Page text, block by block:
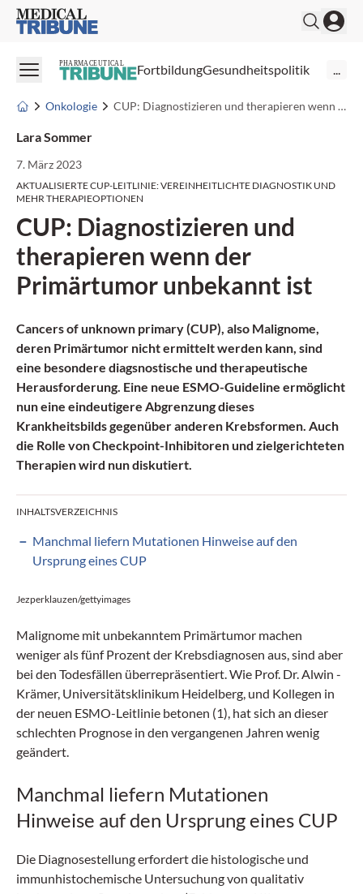
Medical Tribune
PHARMACEUTICAL FortbildungGesundheitspolitik ...
Onkologie CUP: Diagnostizieren und therapieren wenn der Primärtumor unbekannt ist
Lara Sommer
7. März 2023
AKTUALISIERTE CUP-LEITLINIE: VEREINHEITLICHTE DIAGNOSTIK UND
MEHR THERAPIEOPTIONEN
CUP: Diagnostizieren und
therapieren wenn der
Primärtumor unbekannt ist
Cancers of unknown primary (CUP), also Malignome,
deren Primärtumor nicht ermittelt werden kann, sind
eine besondere diagsnostische und therapeutische
Herausforderung. Eine neue ESMO-Guideline ermöglicht
nun eine eindeutigere Abgrenzung dieses
Krankheitsbilds gegenüber anderen Krebsformen. Auch
die Rolle von Checkpoint-Inhibitoren und zielgerichteten
Therapien wird nun diskutiert.
INHALTSVERZEICHNIS
Manchmal liefern Mutationen Hinweise auf den
Ursprung eines CUP
Jezperklauzen/gettyimages
Malignome mit unbekanntem Primärtumor machen
weniger als fünf Prozent der Krebsdiagnosen aus, sind aber
bei den Todesfällen überrepräsentiert. Wie Prof. Dr. ­Alwin ­
Krämer, Universitätsklinikum Heidelberg, und Kollegen in
der neuen ESMO-Leitlinie betonen (1), hat sich an dieser
schlechten Prognose in den vergangenen Jahren wenig
geändert.
Manchmal liefern Mutationen
Hinweise auf den Ursprung eines CUP
Die Diagnosestellung erfordert die histologische und
immunhistochemische Untersuchung von qualitativ